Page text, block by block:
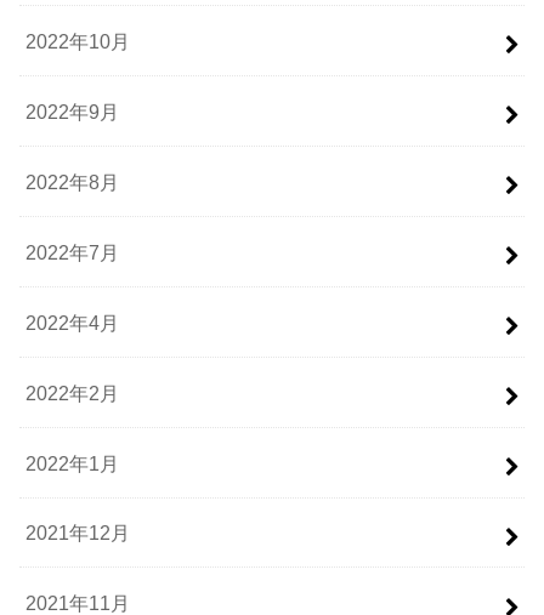
2022年10月
2022年9月
2022年8月
2022年7月
2022年4月
2022年2月
2022年1月
2021年12月
2021年11月